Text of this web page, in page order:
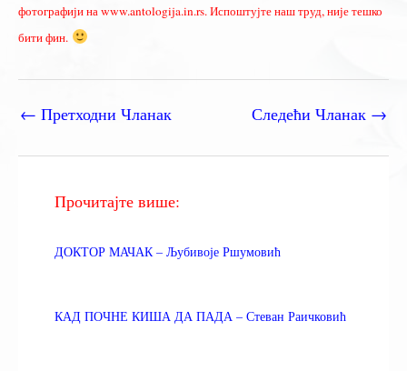
фотографији на www.antologija.in.rs. Испоштујте наш труд, није тешко
бити фин.
← Претходни Чланак Следећи Чланак →
Прочитајте више:
ДОКТОР МАЧАК – Љубивоје Ршумовић
КАД ПОЧНЕ КИША ДА ПАДА – Стеван Раичковић